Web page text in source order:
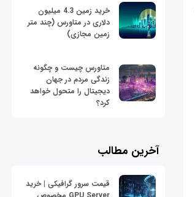
خرید زمین 4.3 میلیون
دلاری در متاورس (چند متر
زمین مجازی)
متاورس چیست و چگونه
زندگی مردم در جهان
دیجیتال را متحول خواهد
کرد؟
آخرین مطالب
قیمت سرور گرافیکی | خرید